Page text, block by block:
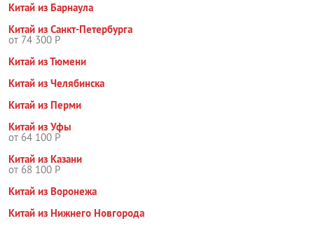
Китай из Барнаула
Китай из Санкт-Петербурга
от 74 300 Р
Китай из Тюмени
Китай из Челябинска
Китай из Перми
Китай из Уфы
от 64 100 Р
Китай из Казани
от 68 100 Р
Китай из Воронежа
Китай из Нижнего Новгорода